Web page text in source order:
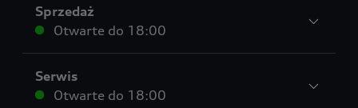
Sprzedaż
Otwarte do 18:00
Serwis
Otwarte do 18:00